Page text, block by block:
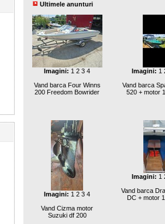
Ultimele anunturi
Imagini: 1 2 3 4
Vand barca Four Winns
200 Freedom Bowrider
Imagini: 1
Vand barca
520 + motor
Imagini: 1 2 3 4
Vand Cizma motor
Suzuki df 200
Imagini: 1
Vand barca
DC + motor